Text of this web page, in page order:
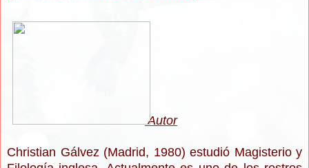
Autor
Christian Gálvez (Madrid, 1980) estudió Magisterio y